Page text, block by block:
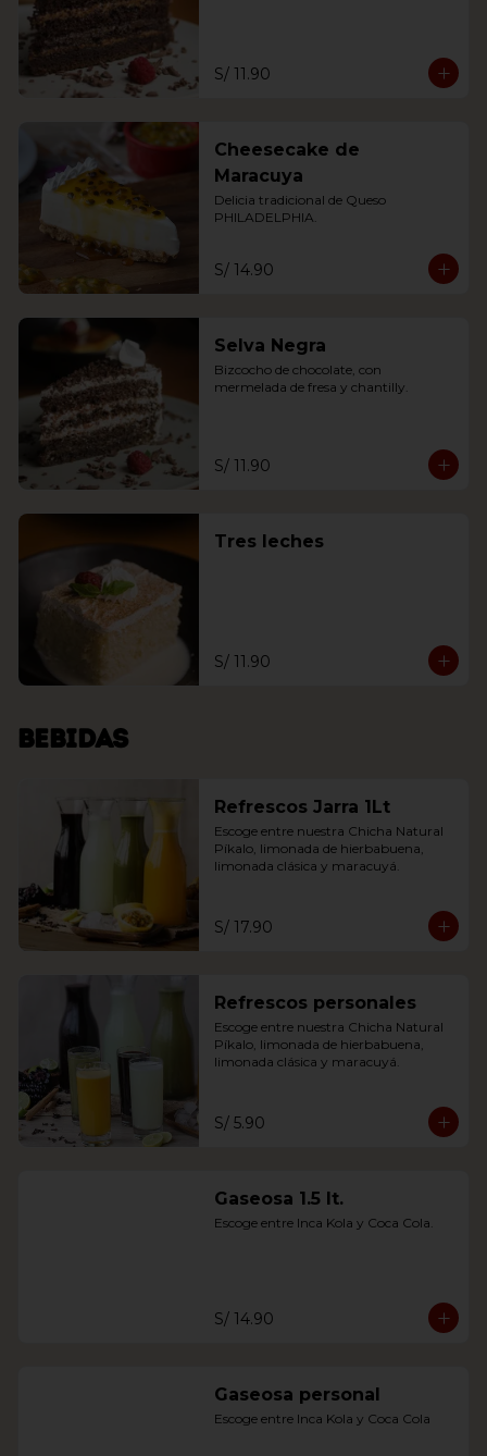
S/ 11.90
Cheesecake de
Maracuya
Delicia tradicional de Queso
PHILADELPHIA.
S/ 14.90
Selva Negra
Bizcocho de chocolate, con
mermelada de fresa y chantilly.
S/ 11.90
Tres leches
S/ 11.90
Bebidas
Refrescos Jarra 1Lt
Escoge entre nuestra Chicha Natural
Píkalo, limonada de hierbabuena,
limonada clásica y maracuyá.
S/ 17.90
Refrescos personales
Escoge entre nuestra Chicha Natural
Píkalo, limonada de hierbabuena,
limonada clásica y maracuyá.
S/ 5.90
Gaseosa 1.5 lt.
Escoge entre Inca Kola y Coca Cola.
S/ 14.90
Gaseosa personal
Escoge entre Inca Kola y Coca Cola